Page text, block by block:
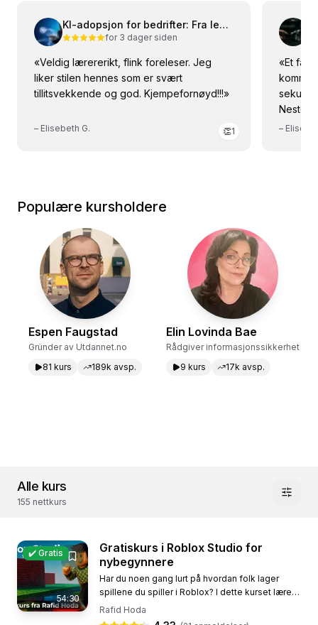
KI-adopsjon for bedrifter: Fra ledelse til ansatte
for 3 dager siden
«Veldig lærererikt, flink foreleser. Jeg
liker stilen hennes som er svært
tillitsvekkende og god. Kjempefornøyd!!!»
– Elisebeth G. 👏1
«Et
komme
Nesten
–
Populære kursholdere
Espen Faugstad
Gründer av Utdannet.no
81 kurs 189k avsp.
Elin Lovinda Bae
Rådgiver informasjonssikkerhet
9 kurs 17k avsp.
Alle kurs
155 nettkurs
✔️ Gratis
54:30
Gratiskurs i Roblox Studio for
nybegynnere
Har du noen gang lurt på hvordan folk lager
spillene du spiller i Roblox? I dette kurset lærer
du å lage ditt eget Roblox-spill – helt fra bunnen
av.Sammen med...
Rafid Hoda